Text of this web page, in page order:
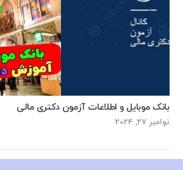
بانک موبایل و اطلاعات آزمون دکتری مالی
نوامبر 27, 2024